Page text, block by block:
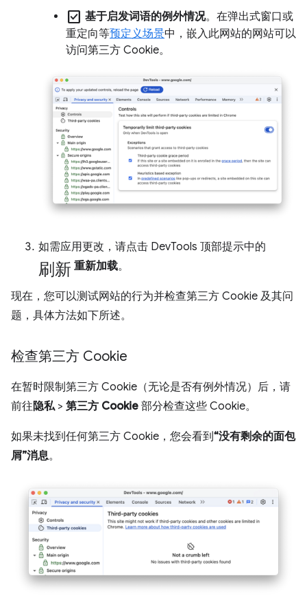
check_box 基于启发词语的例外情况。在弹出式窗口或
重定向等预定义场景中，嵌入此网站的网站可以
访问第三方 Cookie。
如需应用更改，请点击 DevTools 顶部提示中的
刷新 重新加载。
现在，您可以测试网站的行为并检查第三方 Cookie 及其问
题，具体方法如下所述。
检查第三方 Cookie
在暂时限制第三方 Cookie（无论是否有例外情况）后，请
前往隐私> 第三方 Cookie 部分检查这些 Cookie。
如果未找到任何第三方 Cookie，您会看到“没有剩余的面包
屑”消息。